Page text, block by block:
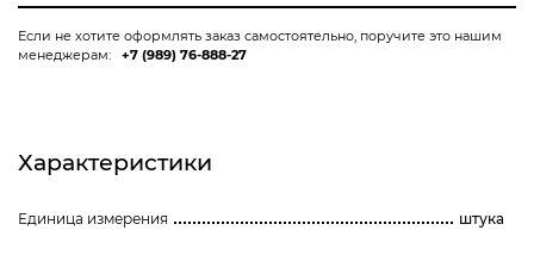
Если не хотите оформлять заказ самостоятельно, поручите это нашим
менеджерам:
+7 (989) 76-888-27
Характеристики
Единица измерения штука